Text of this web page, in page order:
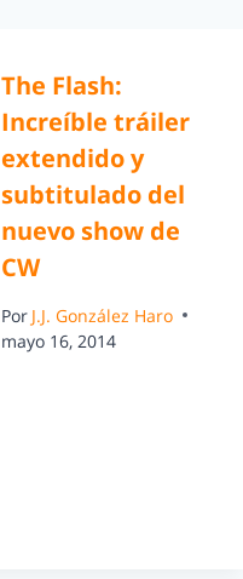
The Flash:
Increíble tráiler
extendido y
subtitulado del
nuevo show de
CW
Por J.J. González Haro
mayo 16, 2014